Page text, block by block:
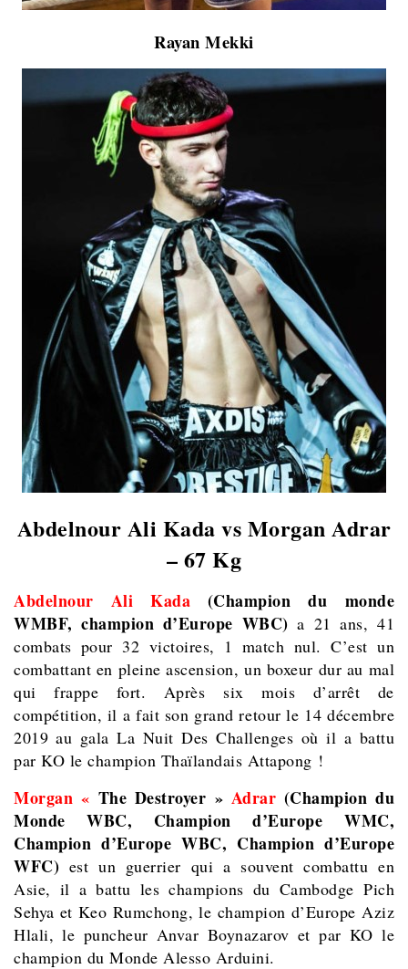
Rayan Mekki
Abdelnour Ali Kada vs Morgan Adrar
– 67 Kg
Abdelnour Ali Kada
(Champion du monde
WMBF, champion d’Europe WBC)a 21 ans, 41
combats pour 32 victoires, 1 match nul. C’est un
combattant en pleine ascension, un boxeur dur au mal
qui frappe fort. Après six mois d’arrêt de
compétition, il a fait son grand retour le 14 décembre
2019 au gala La Nuit Des Challenges où il a battu
par KO le champion Thaïlandais Attapong !
Morgan « The Destroyer » Adrar (Champion du
Monde WBC, Champion d’Europe WMC,
Champion d’Europe WBC, Champion d’Europe
WFC) est un guerrier qui a souvent combattu en
Asie, il a battu les champions du Cambodge Pich
Sehya et Keo Rumchong, le champion d’Europe Aziz
Hlali, le puncheur Anvar Boynazarov et par KO le
champion du Monde Alesso Arduini.